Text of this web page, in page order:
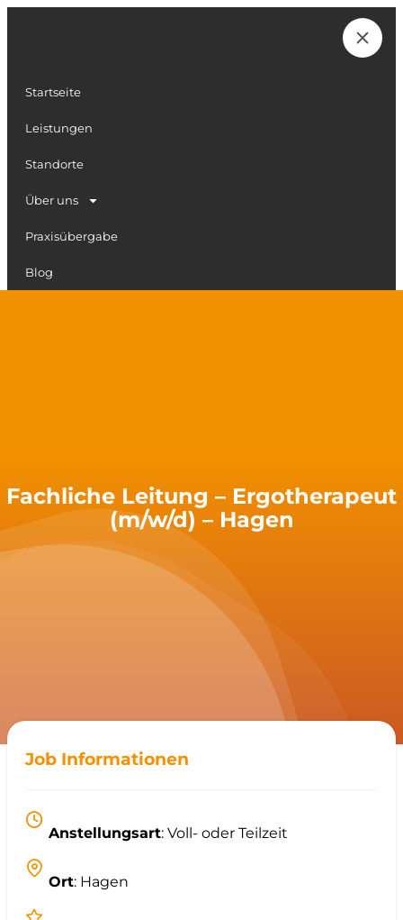
Zum
Startseite
Leistungen
Standorte
Über uns
Praxisübergabe
Blog
Fachliche Leitung – Ergotherapeut
(m/w/d) – Hagen
Job Informationen
Anstellungsart: Voll- oder Teilzeit
Ort: Hagen